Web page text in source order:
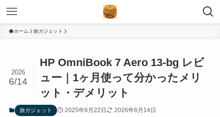
ホーム 旅ガジェット
HP OmniBook 7 Aero 13-bg レビ
ュー｜1ヶ月使って分かったメリ
ット・デメリット
2026
6/14
旅ガジェット 2025年6月22日 2026年6月14日